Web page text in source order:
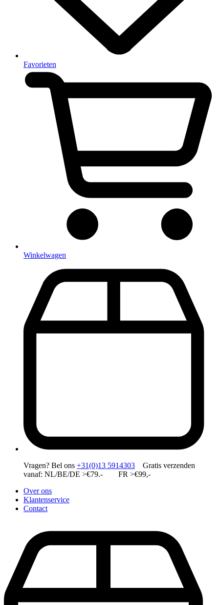
Favorieten
Winkelwagen
Vragen? Bel ons +31(0)13 5914303 Gratis verzenden
vanaf: NL/BE/DE >€79.- FR >€99,-
Over ons
Klantenservice
Contact